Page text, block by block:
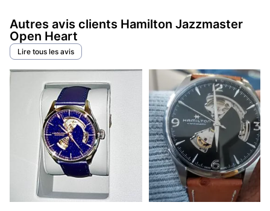
Autres avis clients Hamilton Jazzmaster
Open Heart
Lire tous les avis